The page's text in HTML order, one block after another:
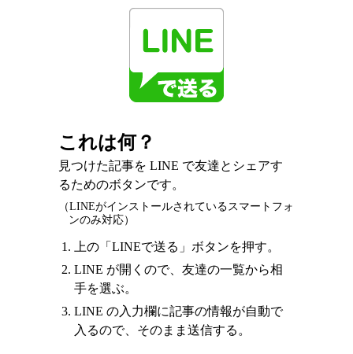
これは何？
見つけた記事を LINE で友達とシェアす
るためのボタンです。
（LINEがインストールされているスマートフォ
ンのみ対応）
上の「LINEで送る」ボタンを押す。
LINE が開くので、友達の一覧から相
手を選ぶ。
LINE の入力欄に記事の情報が自動で
入るので、そのまま送信する。